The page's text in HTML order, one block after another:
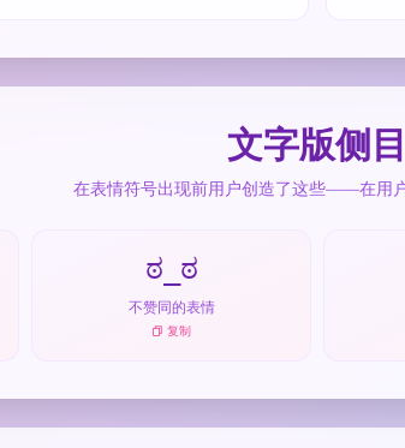
文字版侧目
在表情符号出现前用户创造了这些——在用户
ಠ_ಠ
不赞同的表情
复制